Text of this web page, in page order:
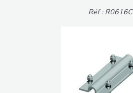
Réf : R0616C